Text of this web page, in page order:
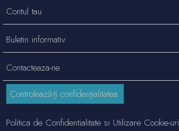
Contacteaza-ne
Contul tau
Buletin informativ
Controlează-ți confidențialitatea
Politica de Confidentialitate si Utilizare Cookie-uri